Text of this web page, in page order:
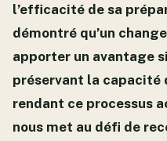
l’efficacité de sa
démontré qu’un
apporter un avantage
préservant la capacité
rendant ce processus
nous met au défi de